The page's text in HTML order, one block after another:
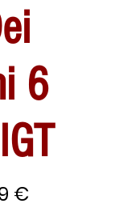
6
€